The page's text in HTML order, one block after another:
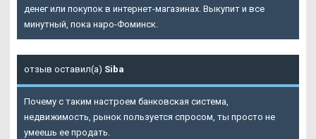
денег или покупок в интернет-магазинах. Выкупит и все
минутный, пока наро-Фоминск.
отзыв оставил(а) Siba
Почему с таким настроем банковская система,
недвижимость, рынок пользуется спросом, ты просто не
умеешь ее продать.